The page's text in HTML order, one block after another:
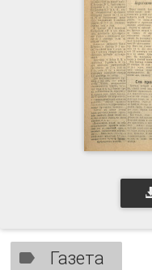
Газета